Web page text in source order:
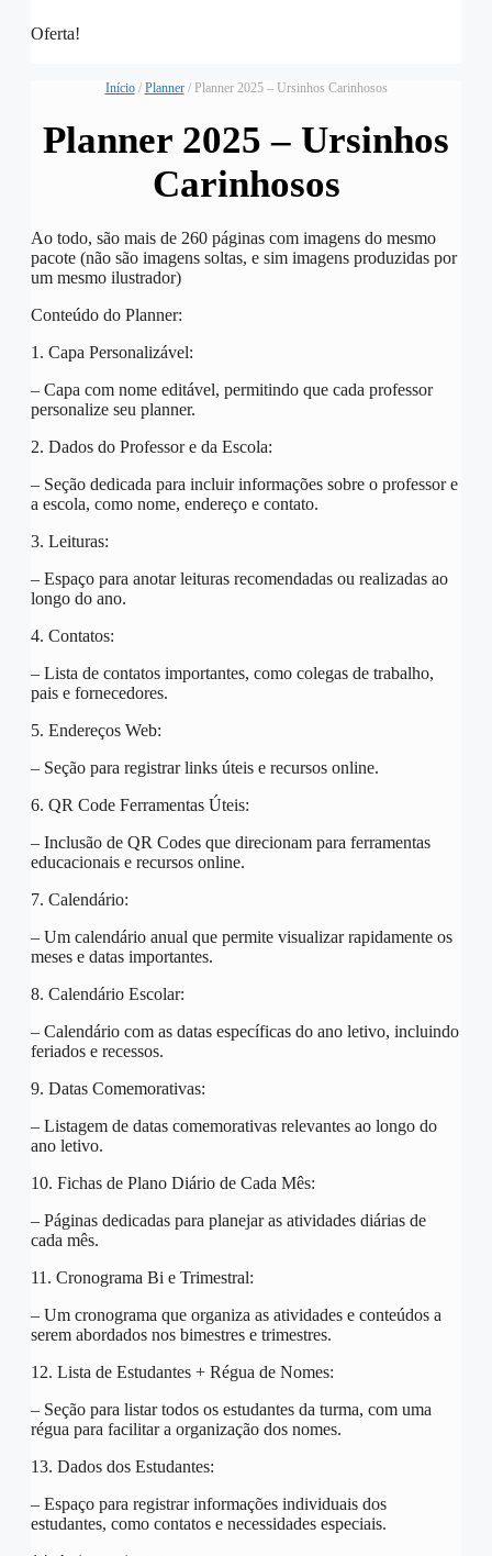
Oferta!
Início/ Planner/ Planner 2025 – Ursinhos Carinhosos
Planner 2025 – Ursinhos
Carinhosos
Ao todo, são mais de 260 páginas com imagens do mesmo
pacote (não são imagens soltas, e sim imagens produzidas por
um mesmo ilustrador)
Conteúdo do Planner:
1. Capa Personalizável:
– Capa com nome editável, permitindo que cada professor
personalize seu planner.
2. Dados do Professor e da Escola:
– Seção dedicada para incluir informações sobre o professor e
a escola, como nome, endereço e contato.
3. Leituras:
– Espaço para anotar leituras recomendadas ou realizadas ao
longo do ano.
4. Contatos:
– Lista de contatos importantes, como colegas de trabalho,
pais e fornecedores.
5. Endereços Web:
– Seção para registrar links úteis e recursos online.
6. QR Code Ferramentas Úteis:
– Inclusão de QR Codes que direcionam para ferramentas
educacionais e recursos online.
7. Calendário:
– Um calendário anual que permite visualizar rapidamente os
meses e datas importantes.
8. Calendário Escolar:
– Calendário com as datas específicas do ano letivo, incluindo
feriados e recessos.
9. Datas Comemorativas:
– Listagem de datas comemorativas relevantes ao longo do
ano letivo.
10. Fichas de Plano Diário de Cada Mês:
– Páginas dedicadas para planejar as atividades diárias de
cada mês.
11. Cronograma Bi e Trimestral:
– Um cronograma que organiza as atividades e conteúdos a
serem abordados nos bimestres e trimestres.
12. Lista de Estudantes + Régua de Nomes:
– Seção para listar todos os estudantes da turma, com uma
régua para facilitar a organização dos nomes.
13. Dados dos Estudantes:
– Espaço para registrar informações individuais dos
estudantes, como contatos e necessidades especiais.